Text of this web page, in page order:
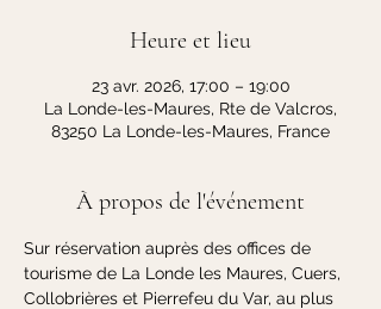
Heure et lieu
23 avr. 2026, 17:00 – 19:00
La Londe-les-Maures, Rte de Valcros,
83250 La Londe-les-Maures, France
À propos de l'événement
Sur réservation auprès des offices de
tourisme de La Londe les Maures, Cuers,
Collobrières et Pierrefeu du Var, au plus